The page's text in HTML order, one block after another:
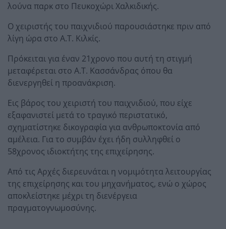
λούνα παρκ στο Πευκοχώρι Χαλκιδικής.
Ο χειριστής του παιχνιδιού παρουσιάστηκε πριν από
λίγη ώρα στο Α.Τ. Κιλκίς.
Πρόκειται για έναν 21χρονο που αυτή τη στιγμή
μεταφέρεται στο Α.Τ. Κασσάνδρας όπου θα
διενεργηθεί η προανάκριση.
Εις βάρος του χειριστή του παιχνιδιού, που είχε
εξαφανιστεί μετά το τραγικό περιστατικό,
σχηματίστηκε δικογραφία για ανθρωποκτονία από
αμέλεια. Για το συμβάν έχει ήδη συλληφθεί ο
58χρονος ιδιοκτήτης της επιχείρησης.
Από τις Αρχές διερευνάται η νομιμότητα λειτουργίας
της επιχείρησης και του μηχανήματος, ενώ ο χώρος
αποκλείστηκε μέχρι τη διενέργεια
πραγματογνωμοσύνης.